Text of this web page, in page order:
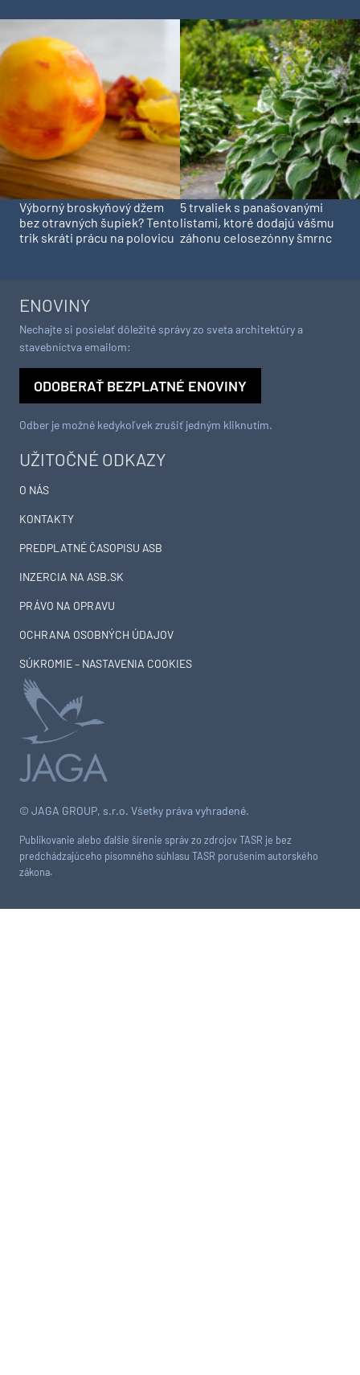
Výborný broskyňový džem
bez otravných šupiek? Tento
trik skráti prácu na polovicu
5 trvaliek s panašovanými
listami, ktoré dodajú vášmu
záhonu celosezónny šmrnc
© JAGA GROUP, s.r.o. Všetky práva vyhradené.
Publikovanie alebo ďalšie šírenie správ zo zdrojov TASR je bez
predchádzajúceho písomného súhlasu TASR porušením autorského
zákona.
UŽITOČNÉ ODKAZY
O NÁS
KONTAKTY
PREDPLATNÉ ČASOPISU ASB
INZERCIA NA ASB.SK
PRÁVO NA OPRAVU
OCHRANA OSOBNÝCH ÚDAJOV
SÚKROMIE – NASTAVENIA COOKIES
ENOVINY
Nechajte si posielať dôležité správy zo sveta architektúry a
stavebníctva emailom:
ODOBERAŤ BEZPLATNÉ ENOVINY
Odber je možné kedykoľvek zrušiť jedným kliknutím.